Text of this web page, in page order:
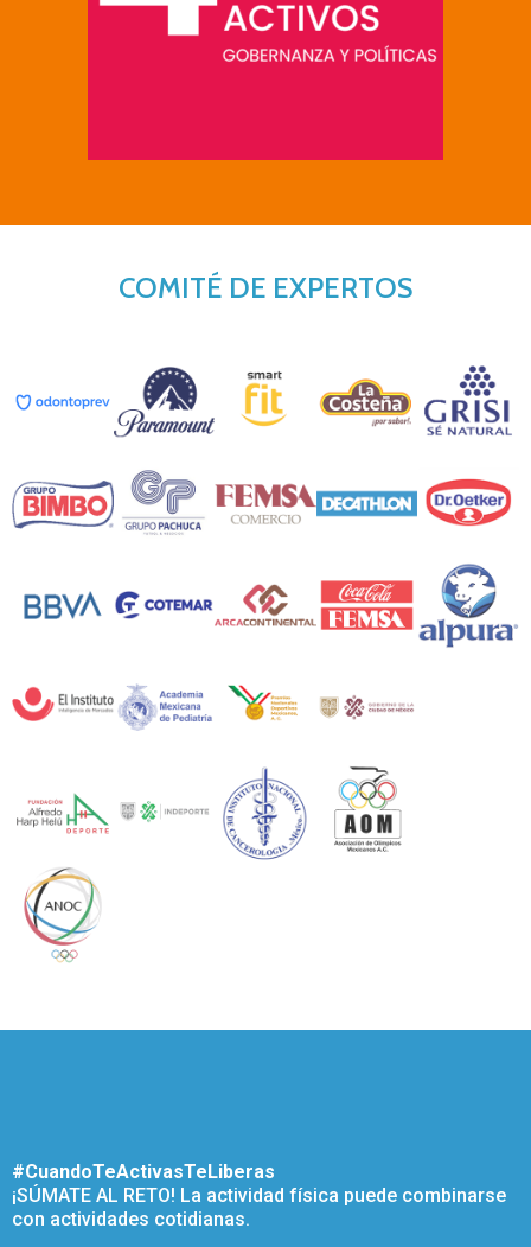
COMITÉ DE EXPERTOS
#CuandoTeActivasTeLiberas
¡SÚMATE AL RETO! La actividad física puede combinarse
con actividades cotidianas.